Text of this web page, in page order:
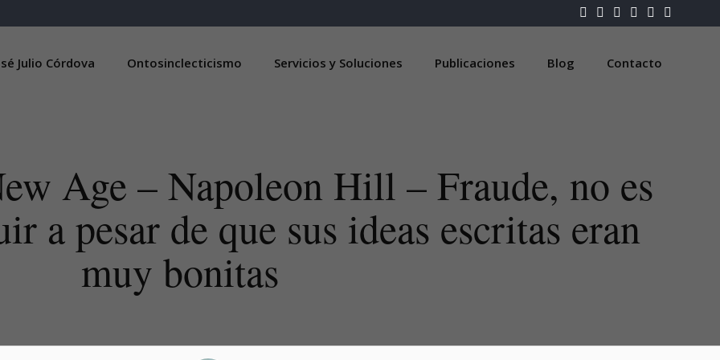
Julio Córdova Ontosinclecticismo Servicios y Soluciones Publicaciones Blog Contacto
Age – Napoleon Hill – Fraude, no es
a pesar de que sus ideas escritas eran
muy bonitas